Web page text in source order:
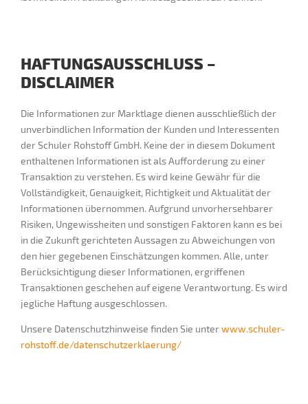
HAFTUNGSAUSSCHLUSS –
DISCLAIMER
Die Informationen zur Marktlage dienen ausschließlich der
unverbindlichen Information der Kunden und Interessenten
der Schuler Rohstoff GmbH. Keine der in diesem Dokument
enthaltenen Informationen ist als Aufforderung zu einer
Transaktion zu verstehen. Es wird keine Gewähr für die
Vollständigkeit, Genauigkeit, Richtigkeit und Aktualität der
Informationen übernommen. Aufgrund unvorhersehbarer
Risiken, Ungewissheiten und sonstigen Faktoren kann es bei
in die Zukunft gerichteten Aussagen zu Abweichungen von
den hier gegebenen Einschätzungen kommen. Alle, unter
Berücksichtigung dieser Informationen, ergriffenen
Transaktionen geschehen auf eigene Verantwortung. Es wird
jegliche Haftung ausgeschlossen.
Unsere Datenschutzhinweise finden Sie unterwww.schuler-
rohstoff.de/datenschutzerklaerung/